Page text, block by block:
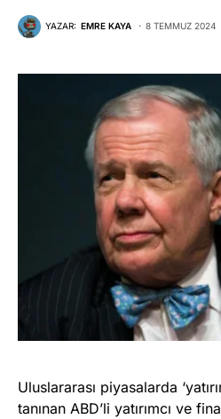
YAZAR: EMRE KAYA 8 TEMMUZ 2024
Uluslararası piyasalarda
tanınan ABD’li yatırımcı ve